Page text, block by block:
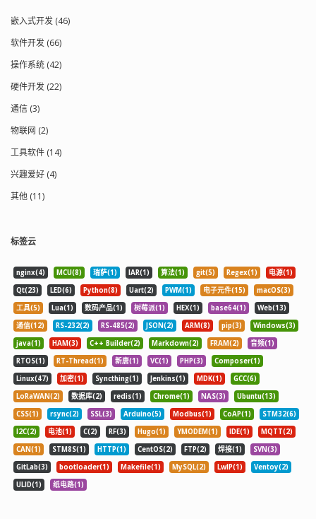
阻抗耳机将解调后的音频信号转换为声
玩，我想测量一下调到 960 千赫电台时
谐振电路元件的大致值。我使用了互联
它们的售价仅为 19 美元或更低，而且相
当准确。 图 5 展示了测量的次级线圈。
图 5. 当调到 960 千赫时，直径为 1.5 英
寸的线圈和调谐电容器的测量值为 0.18
与在线电感计算器的结果非常接近。在
线计算器显示，对于那么大尺寸的线
圈，电感应该是 0.176 mH。非常准确。
最后，我测量了调到 960 千赫电台时的
因此，0.18 mH（L）和154 pfd（C）=
956 kHz（相对于 960 kHz 的广播频
率）。非常接近！ 探索方铅矿矿石 有些
早期的矿石收音机使用一种特殊的检波
器，称为方铅矿矿石。方铅矿是结晶矿
物硫化铅（PbS）的另一种名称。图 6
显示了一小块方铅矿矿石，它埋在一个
小的低温焊锡制成的圆锭中，上面有一
根触须与表面接触。 图 6：方铅矿矿石
需要用一根微小的“触须”在其表面周围来
回移动，以找到接收效果好的区域。 它
不像 1N34A 那样是一个密封的单元。事
实上，你必须在方铅矿的不规则表面上
用细小的触须轻轻地来回移动，才能使
其工作。只有某些区域才能作为整流结
并表现出二极管特性。 图 7 显示了我从
方铅矿矿石、1N34A、1N914B 和
嵌入式开发 (46)
软件开发 (66)
操作系统 (42)
硬件开发 (22)
通信 (3)
物联网 (2)
工具软件 (14)
兴趣爱好 (4)
其他 (11)
标签云
nginx(4) MCU(8) 瑞萨(1) IAR(1) 算法(1) git(5) Regex(1)
电源(1)
Qt(23)
LED(6) Python(8) Uart(2) PWM(1) 电子元件(15)
macOS(3)
工具(5)
Lua(1) 数码产品(1) 树莓派(1) HEX(1) base64(1)
Web(13)
通信(12)
RS-232(2) RS-485(2) JSON(2) ARM(8) pip(3)
Windows(3)
java(1)
HAM(3) C++ Builder(2) Markdown(2) FRAM(2)
音频(1)
RTOS(1)
RT-Thread(1) 新唐(1) VC(1) PHP(3)
Composer(1)
Linux(47)
加密(1) Syncthing(1) Jenkins(1) MDK(1)
GCC(6)
LoRaWAN(2)
数据库(2) redis(1) Chrome(1) NAS(3)
Ubuntu(13)
CSS(1)
rsync(2) SSL(3) Arduino(5) Modbus(1) CoAP(1)
STM32(6)
I2C(2)
电池(1) C(2) RF(3) Hugo(1) YMODEM(1) IDE(1)
MQTT(2)
CAN(1)
STM8S(1) HTTP(1) CentOS(2) FTP(2) 焊接(1)
SVN(3)
GitLab(3)
bootloader(1) Makefile(1) MySQL(2) LwIP(1)
Ventoy(2)
ULID(1)
纸电路(1)